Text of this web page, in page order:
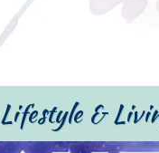
Lifestyle &